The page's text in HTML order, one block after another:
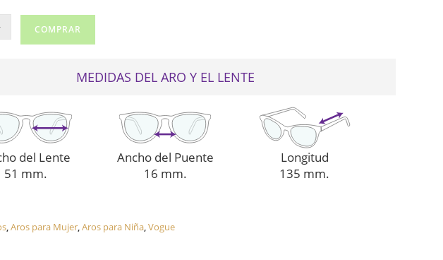
COMPRAR
MEDIDAS DEL ARO Y EL LENTE
del Lente
51 mm.
Ancho del Puente
16 mm.
Longitud
135 mm.
,Aros para Mujer,Aros para Niña,Vogue